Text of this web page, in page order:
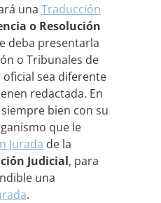
una Traducción
o Resolución
deba presentarla
o Tribunales de
sea diferente
redactada. En
bien con su
que le
Jurada de la
Judicial, para
una
.